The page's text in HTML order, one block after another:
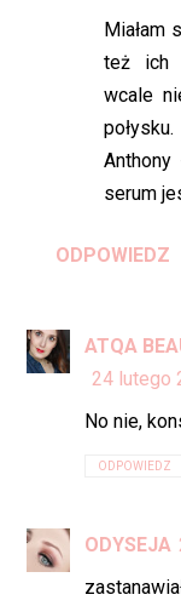
Miałam
też ich
wcale
serum
ODPOWIEDZ
ATQA
24 lutego
No nie,
ODPOWIEDZ
ODYSEJA